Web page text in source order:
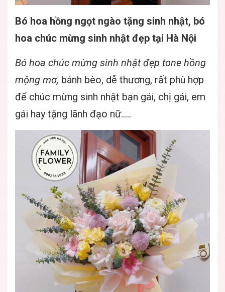
Bó hoa hồng ngọt ngào tặng sinh nhật, bó
hoa chúc mừng sinh nhật đẹp tại Hà Nội
Bó hoa chúc mừng sinh nhật đẹp tone hồng
mộng mơ, bánh bèo, dễ thương, rất phù hợp
để chúc mừng sinh nhật bạn gái, chị gái, em
gái hay tặng lãnh đạo nữ…..